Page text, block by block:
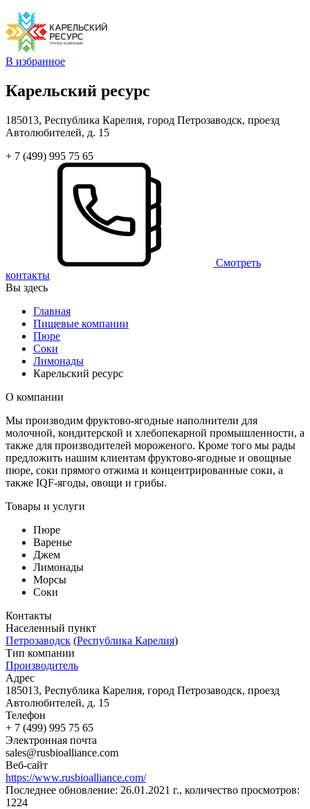
В избранное
Карельский ресурс
185013, Республика Карелия, город Петрозаводск, проезд
Автолюбителей, д. 15
+ 7 (499) 995 75 65
Смотреть
контакты
Вы здесь
Главная
Пищевые компании
Пюре
Соки
Лимонады
Карельский ресурс
О компании
Мы производим фруктово-ягодные наполнители для
молочной, кондитерской и хлебопекарной промышленности, а
также для производителей мороженого. Кроме того мы рады
предложить нашим клиентам фруктово-ягодные и овощные
пюре, соки прямого отжима и концентрированные соки, а
также IQF-ягоды, овощи и грибы.
Товары и услуги
Пюре
Варенье
Джем
Лимонады
Морсы
Соки
Контакты
Населенный пункт
Петрозаводск (Республика Карелия)
Тип компании
Производитель
Адрес
185013, Республика Карелия, город Петрозаводск, проезд
Автолюбителей, д. 15
Телефон
+ 7 (499) 995 75 65
Электронная почта
sales@rusbioalliance.com
Веб-сайт
https://www.rusbioalliance.com/
Последнее обновление: 26.01.2021 г., количество просмотров:
1224